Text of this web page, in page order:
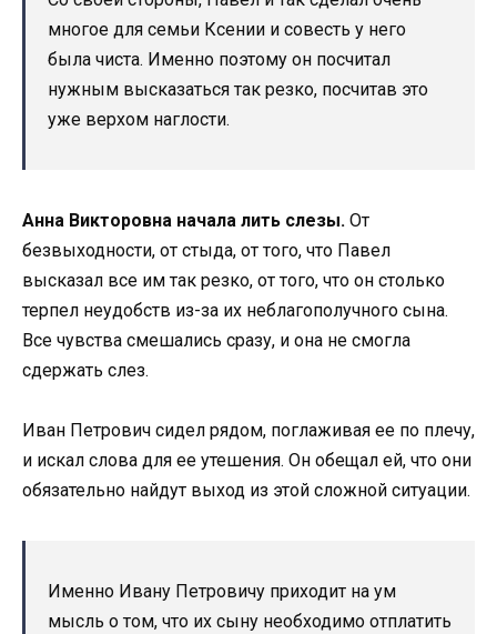
многое для семьи Ксении и совесть у него
была чиста. Именно поэтому он посчитал
нужным высказаться так резко, посчитав это
уже верхом наглости.
Анна Викторовна начала лить слезы. От
безвыходности, от стыда, от того, что Павел
высказал все им так резко, от того, что он столько
терпел неудобств из-за их неблагополучного сына.
Все чувства смешались сразу, и она не смогла
сдержать слез.
Иван Петрович сидел рядом, поглаживая ее по плечу,
и искал слова для ее утешения. Он обещал ей, что они
обязательно найдут выход из этой сложной ситуации.
Именно Ивану Петровичу приходит на ум
мысль о том, что их сыну необходимо отплатить